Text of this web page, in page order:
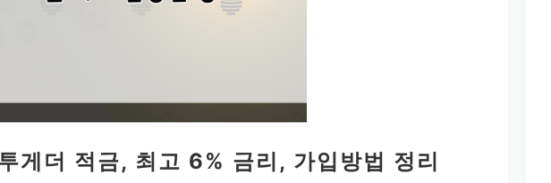
게더 적금, 최고 6% 금리, 가입방법 정리